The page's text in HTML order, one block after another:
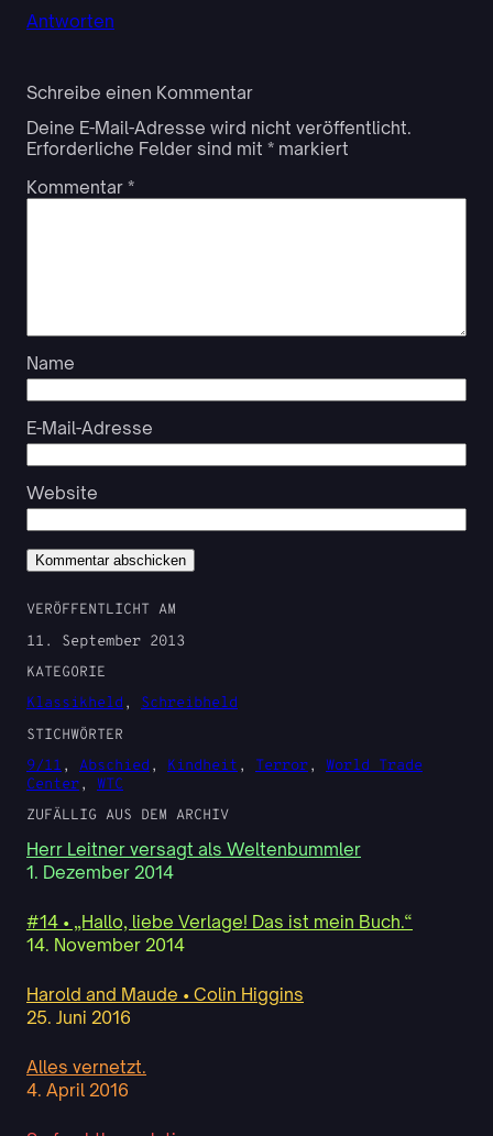
Antworten
Schreibe einen Kommentar
Deine E-Mail-Adresse wird nicht veröffentlicht.
Erforderliche Felder sind mit * markiert
Kommentar *
Name
E-Mail-Adresse
Website
VERÖFFENTLICHT AM
11. September 2013
KATEGORIE
Klassikheld , Schreibheld
STICHWÖRTER
9/11 , Abschied , Kindheit , Terror, World Trade
Center, WTC
ZUFÄLLIG AUS DEM ARCHIV
Herr Leitner versagt als Weltenbummler
1. Dezember 2014
#14 • „Hallo, liebe Verlage! Das ist mein Buch.“
14. November 2014
Harold and Maude • Colin Higgins
25. Juni 2016
Alles vernetzt.
4. April 2016